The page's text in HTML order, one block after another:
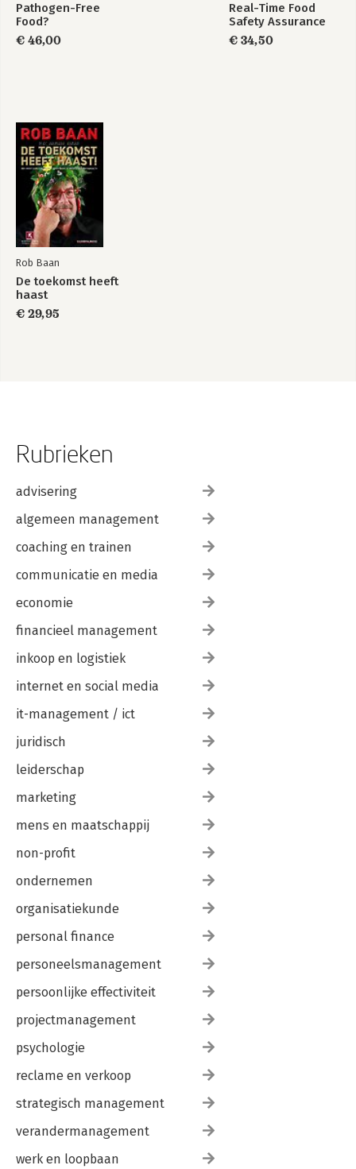
Pathogen-Free
Food?
€ 46,00
Real-Time Food
Safety Assurance
€ 34,50
Rob Baan
De toekomst heeft
haast
€ 29,95
Rubrieken
advisering
algemeen management
coaching en trainen
communicatie en media
economie
financieel management
inkoop en logistiek
internet en social media
it-management / ict
juridisch
leiderschap
marketing
mens en maatschappij
non-profit
ondernemen
organisatiekunde
personal finance
personeelsmanagement
persoonlijke effectiviteit
projectmanagement
psychologie
reclame en verkoop
strategisch management
verandermanagement
werk en loopbaan